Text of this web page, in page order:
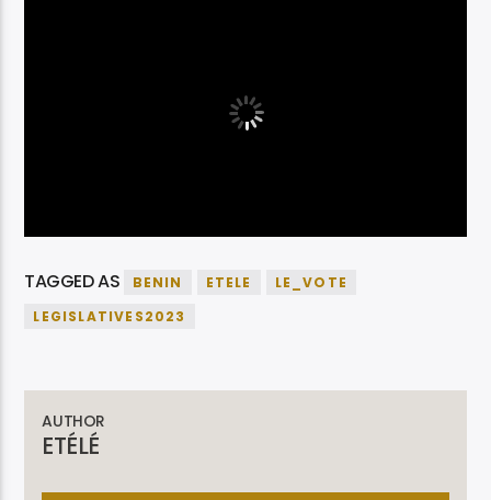
TAGGED AS BENIN ETELE
LE_VOTE
LEGISLATIVES2023
AUTHOR
ETÉLÉ